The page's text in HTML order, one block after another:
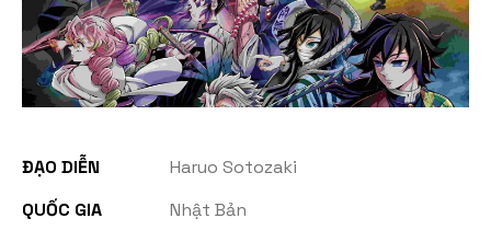
ĐẠO DIỄN
Haruo Sotozaki
QUỐC GIA
Nhật Bản